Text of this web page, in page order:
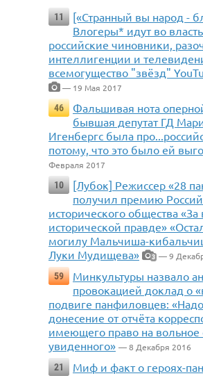
11
[«Странный вы народ -
Влогеры* идут во
российские чиновники,
интеллигенции и
всемогущество "звёзд"
— 19 Мая 2017
46
Фальшивая нота
бывшая депутат ГД
Игенбергс была
потому, что это было ей
Февраля 2017
10
[Лубок] Режиссер «28
получил премию
исторического общества «За
исторической правде»
могилу Мальчиша-
Луки Мудищева»
3 — 9
59
Минкультуры назвало
провокацией доклад о
подвиге панфиловцев:
донесение от отчёта
имеющего право на вольное
увиденного» — 8 Декабря 2016
21
Миф и факт о героях-